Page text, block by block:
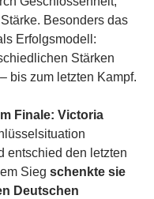
Besonders das
Erfolgsmodell:
Stärken
bis zum letzten Kampf.
Finale: Victoria
entschied den letzten
Sieg schenkte sie
Deutschen